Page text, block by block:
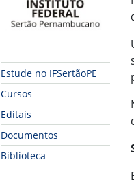
Estude no IFSertãoPE
Cursos
Editais
Documentos
Biblioteca